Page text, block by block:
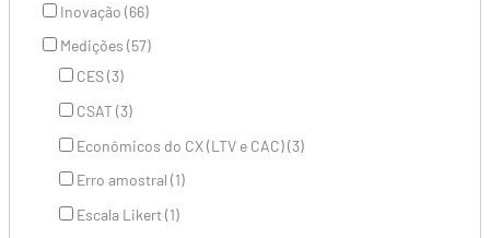
Inovação (66)
Medições (57)
CES (3)
CSAT (3)
Econômicos do CX (LTV e CAC) (3)
Erro amostral (1)
Escala Likert (1)